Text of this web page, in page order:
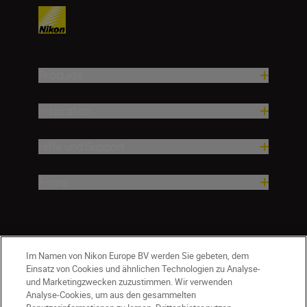
Im Namen von Nikon Europe BV werden Sie gebeten, dem
Einsatz von Cookies und ähnlichen Technologien zu Analyse-
und Marketingzwecken zuzustimmen. Wir verwenden
Analyse-Cookies, um aus den gesammelten